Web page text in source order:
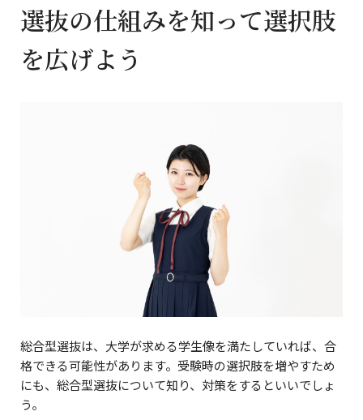
選抜の仕組みを知って選択肢
を広げよう
総合型選抜は、大学が求める学生像を満たしていれば、合
格できる可能性があります。受験時の選択肢を増やすため
にも、総合型選抜について知り、対策をするといいでしょ
う。